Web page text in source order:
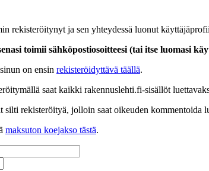
rekisteröitynyt ja sen yhteydessä luonut
toimii sähköpostiosoitteesi (tai itse luomasi
on ensin rekisteröidyttävä täällä.
saat kaikki rakennuslehti.fi-sisällöt
silti rekisteröityä, jolloin saat oikeuden
maksuton koejakso tästä.